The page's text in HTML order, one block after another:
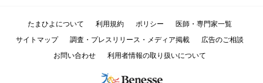
たまひよについて 利用規約 ポリシー
医師・専門家一覧
サイトマップ
調査・プレスリリース・メディア掲載
広告のご相談
お問い合わせ
利用者情報の取り扱いについて